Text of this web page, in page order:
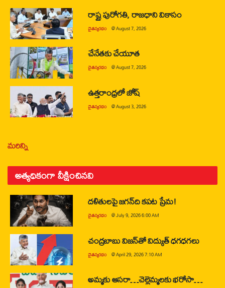
రాష్ట్ర పురోగతి, రాజధాని వికాసం
చైతన్యరధం @August 7, 2026
చేనేతకు చేయూత
చైతన్యరధం @August 7, 2026
ఉత్తరాంధ్రలో జోష్
చైతన్యరధం @August 3, 2026
మరిన్ని
అత్యధికంగా వీక్షించినవి
దళితులపై జగన్‌ది కపట ప్రేమ!
చైతన్యరధం @July 9, 2026 6:00 AM
చంద్రబాబు విజన్‌తో విద్యుత్ ధగధగలు
చైతన్యరధం @April 29, 2026 7:10 AM
అమ్మకు ఆసరా…చెల్లెమ్మలకు భరోసా…